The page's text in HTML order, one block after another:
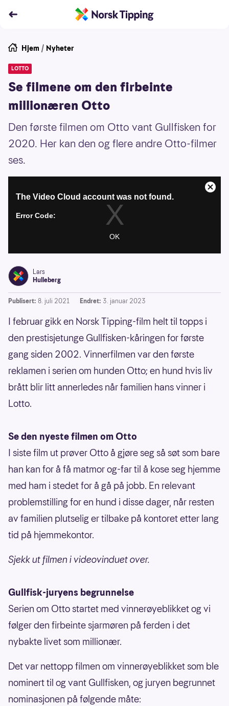
Hjem / Nyheter
LOTTO
Se filmene om den firbeinte
millionæren Otto
Den første filmen om Otto vant Gullfisken for
2020. Her kan den og flere andre Otto-filmer
ses.
Lars
Hulleberg
Publisert: 8. juli 2021 Endret: 3. januar 2023
I februar gikk en Norsk Tipping-film helt til topps i
den prestisjetunge Gullfisken-kåringen for første
gang siden 2002. Vinnerfilmen var den første
reklamen i serien om hunden Otto; en hund hvis liv
brått blir litt annerledes når familien hans vinner i
Lotto.
Se den nyeste filmen om Otto
I siste film ut prøver Otto å gjøre seg så søt som bare
han kan for å få matmor og-far til å kose seg hjemme
med ham i stedet for å gå på jobb. En relevant
problemstilling for en hund i disse dager, når resten
av familien plutselig er tilbake på kontoret etter lang
tid på hjemmekontor.
Sjekk ut filmen i videovinduet over.
Gullfisk-juryens begrunnelse
Serien om Otto startet med vinnerøyeblikket og vi
følger den firbeinte sjarmøren på ferden i det
nybakte livet som millionær.
Det var nettopp filmen om vinnerøyeblikket som ble
nominert til og vant Gullfisken, og juryen begrunnet
nominasjonen på følgende måte: